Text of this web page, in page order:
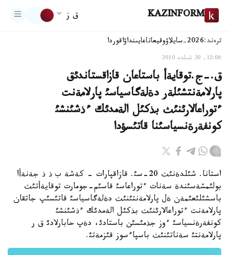
KAZINFORM ق ز
ترەند:2026-سايلاۋ وقيعاتاعايىنداۋاقوردا
12:06, 20 شىلدە 2010
ق.-ج.توقايةأ باستاعان قازاقستاندئق
پارلامةنتشئلةر دةلةگاسياسئ پارلامةنت
ءتوراعالارئنئث بذكئل الةمدئك ءذشئنشئ
كونفةرةنسياسئنا قاتئسؤدا
استانا. شئلدةنئث 20-سئ. قازاقپارات - كةشة ب ذ ذ جةنةأا
بولئمشةسئندة سةنات ءتوراعاسئ قاسئم-جومارت توقايةأتئث
باسشئلئعئمةن ةل پارلامةنتئنئث دةلةگاسياسئ قاتئسئپ جاتقان
پارلامةنت ءتوراعالارئنئث بذكئل الةمدئك ءذشئنشئ
كونفةرةنسياسئ ءوز جذمئسئن باستادئ، دةپ حابارلادئ ق ر
پارلامةنتئ سةناتئنئث باسپاءسوز قئزمةتئ.